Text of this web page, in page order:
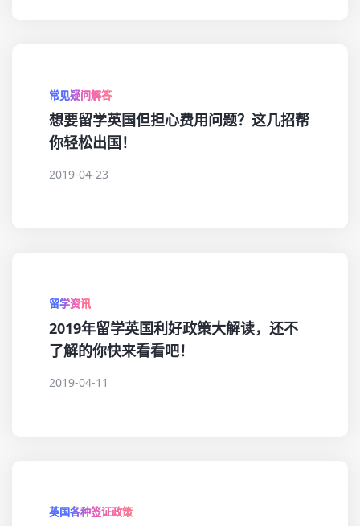
常见疑问解答
想要留学英国但担心费用问题？这几招帮
你轻松出国！
2019-04-23
留学资讯
2019年留学英国利好政策大解读，还不
了解的你快来看看吧！
2019-04-11
英国各种签证政策